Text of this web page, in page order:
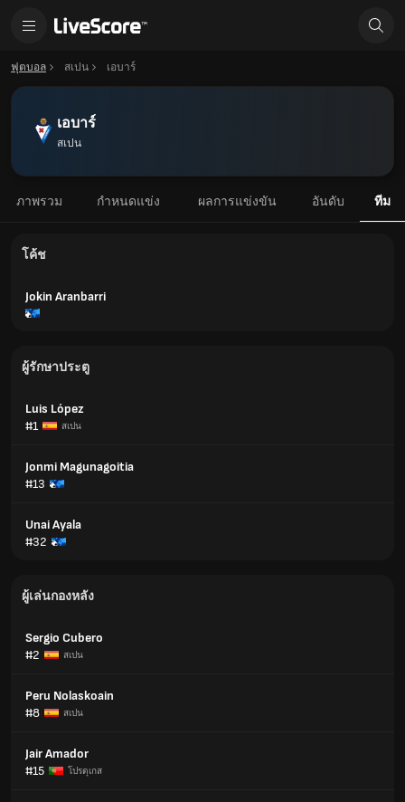
ฟุตบอล สเปน เอบาร์
เอบาร์
สเปน
ภาพรวม กำหนดแข่ง ผลการแข่งขัน อันดับ ทีม
โค้ช
Jokin Aranbarri
ผู้รักษาประตู
Luis López
#1
สเปน
Jonmi Magunagoitia
#13
Unai Ayala
#32
ผู้เล่นกองหลัง
Sergio Cubero
#2
สเปน
Peru Nolaskoain
#8
สเปน
Jair Amador
#15
โปรตุเกส